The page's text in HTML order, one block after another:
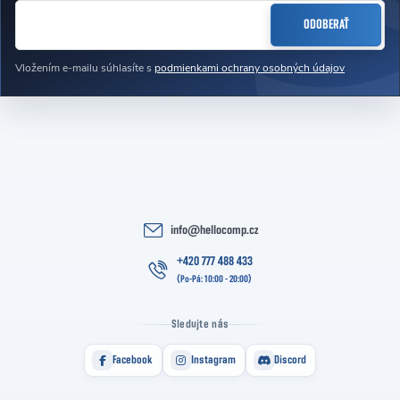
Vložením e-mailu súhlasíte s podmienkami ochrany osobných údajov
ODOBERAŤ
info@hellocomp.cz
+420 777 488 433
Sledujte nás
Facebook Instagram Discord